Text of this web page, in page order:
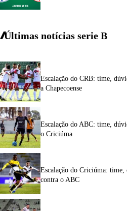
Últimas notícias serie B
Escalação do CRB: time,
a Chapecoense
Escalação do ABC: time,
o Criciúma
Escalação do Criciúma: time,
contra o ABC